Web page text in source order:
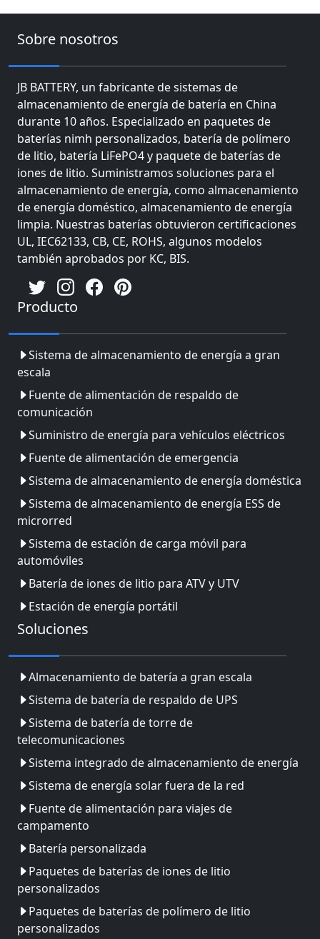
Sobre nosotros
JB BATTERY, un fabricante de sistemas de
almacenamiento de energía de batería en China
durante 10 años. Especializado en paquetes de
baterías nimh personalizados, batería de polímero
de litio, batería LiFePO4 y paquete de baterías de
iones de litio. Suministramos soluciones para el
almacenamiento de energía, como almacenamiento
de energía doméstico, almacenamiento de energía
limpia. Nuestras baterías obtuvieron certificaciones
UL, IEC62133, CB, CE, ROHS, algunos modelos
también aprobados por KC, BIS.
Producto
Sistema de almacenamiento de energía a gran
escala
Fuente de alimentación de respaldo de
comunicación
Suministro de energía para vehículos eléctricos
Fuente de alimentación de emergencia
Sistema de almacenamiento de energía doméstica
Sistema de almacenamiento de energía ESS de
microrred
Sistema de estación de carga móvil para
automóviles
Batería de iones de litio para ATV y UTV
Estación de energía portátil
Soluciones
Almacenamiento de batería a gran escala
Sistema de batería de respaldo de UPS
Sistema de batería de torre de
telecomunicaciones
Sistema integrado de almacenamiento de energía
Sistema de energía solar fuera de la red
Fuente de alimentación para viajes de
campamento
Batería personalizada
Paquetes de baterías de iones de litio
personalizados
Paquetes de baterías de polímero de litio
personalizados